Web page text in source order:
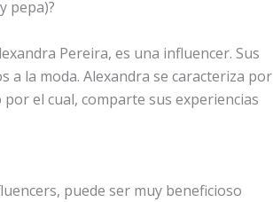
pepa)?
Pereira, es una influencer. Sus
a la moda. Alexandra se caracteriza por
el cual, comparte sus experiencias
puede ser muy beneficioso